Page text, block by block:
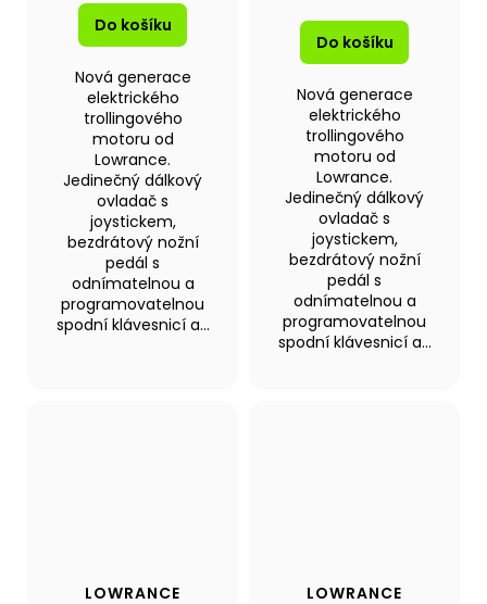
Do košíku
Nová generace
elektrického
trollingového
motoru od
Lowrance.
Jedinečný dálkový
ovladač s
joystickem,
bezdrátový nožní
pedál s
odnímatelnou a
programovatelnou
spodní klávesnicí a...
Do košíku
Nová generace
elektrického
trollingového
motoru od
Lowrance.
Jedinečný dálkový
ovladač s
joystickem,
bezdrátový nožní
pedál s
odnímatelnou a
programovatelnou
spodní klávesnicí a...
LOWRANCE
LOWRANCE